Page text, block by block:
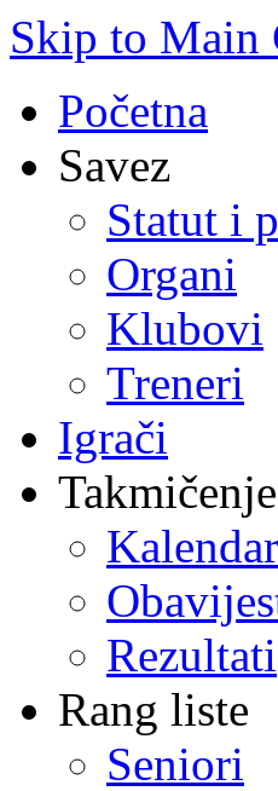
Skip to Main
Početna
Savez
Statut i
Organi
Klubovi
Treneri
Igrači
Takmičenje
Kalendar
Rezultati
Rang liste
Seniori